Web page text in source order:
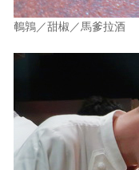
鵪鶉／甜椒／馬爹拉酒